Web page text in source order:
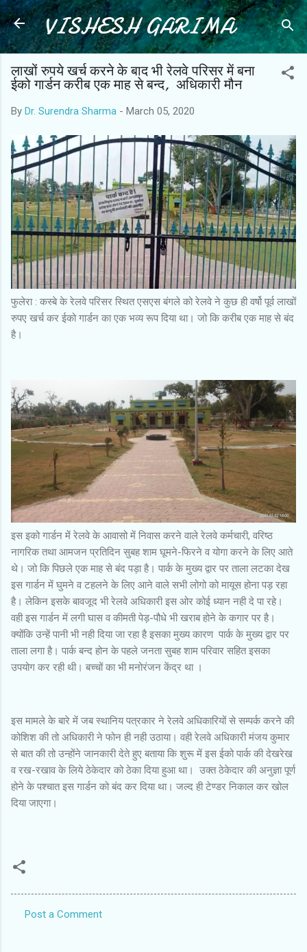
Skip to main content
VISHESH GARIMA
लाखों रुपये खर्च करने के बाद भी रेलवे परिसर में बना
ईको गार्डन करीब एक माह से बन्द, अधिकारी मौन
By Dr. Surendra Sharma - March 05, 2020
फुलेरा : कस्बे के रेलवे परिसर स्थित एसएस बंगले को रेलवे ने कुछ ही वर्षो पूर्व लाखों
रुपए खर्च कर ईको गार्डन का एक भव्य रूप दिया था। जो कि करीब एक माह से बंद
है।
इस इको गार्डन में रेलवे के आवासो में निवास करने वाले रेलवे कर्मचारी, वरिष्ठ
नागरिक तथा आमजन प्रतिदिन सुबह शाम घूमने-फिरने व योगा करने के लिए आते
थे। जो कि पिछले एक माह से बंद पड़ा है। पार्क के मुख्य द्वार पर ताला लटका देख
इस गार्डन में घुमने व टहलने के लिए आने वाले सभी लोगो को मायूस होना पड़ रहा
है। लेकिन इसके बावजूद भी रेलवे अधिकारी इस ओर कोई ध्यान नही दे पा रहे।
वही इस गार्डन में लगी घास व कीमती पेड़-पौधे भी खराब होने के कगार पर है।
क्योंकि उन्हें पानी भी नही दिया जा रहा है इसका मुख्य कारण पार्क के मुख्य द्वार पर
ताला लगा है। पार्क बन्द होन के पहले जनता सुबह शाम परिवार सहित इसका
उपयोग कर रही थी। बच्चों का भी मनोरंजन केंद्र था ।
इस मामले के बारे में जब स्थानिय पत्रकार ने रेलवे अधिकारियों से सम्पर्क करने की
कोशिश की तो अधिकारी ने फोन ही नही उठाया। वही रेलवे अधिकारी मंजय कुमार
से बात की तो उन्होंने जानकारी देते हुए बताया कि शुरू में इस ईको पार्क की देखरेख
व रख-रखाव के लिये ठेकेदार को ठेका दिया हुआ था। उक्त ठेकेदार की अनुज्ञा पूर्ण
होने के पश्चात इस गार्डन को बंद कर दिया था। जल्द ही टेण्डर निकाल कर खोल
दिया जाएगा।
Post a Comment